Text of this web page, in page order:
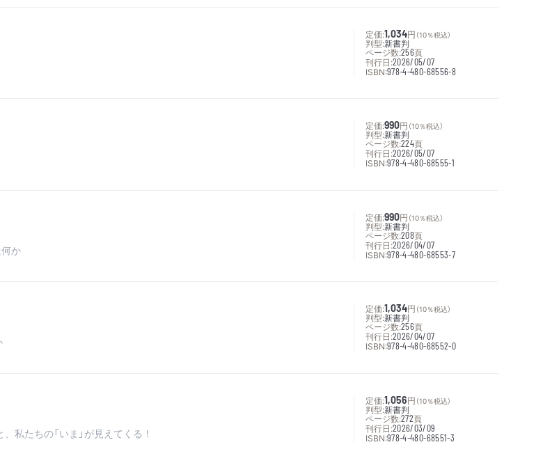
定価:1,034円 （10％税込）
判型:新書判
ページ数:256頁
刊行日:2026/05/07
ISBN:978-4-480-68556-8
定価:990円 （10％税込）
判型:新書判
ページ数:224頁
刊行日:2026/05/07
ISBN:978-4-480-68555-1
か
定価:990円 （10％税込）
判型:新書判
ページ数:208頁
刊行日:2026/04/07
ISBN:978-4-480-68553-7
定価:1,034円 （10％税込）
判型:新書判
ページ数:256頁
刊行日:2026/04/07
ISBN:978-4-480-68552-0
私たちの「いま」が見えてくる！
定価:1,056円 （10％税込）
判型:新書判
ページ数:272頁
刊行日:2026/03/09
ISBN:978-4-480-68551-3